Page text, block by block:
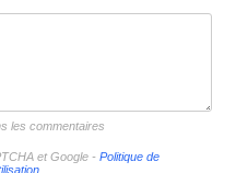
les commentaires
et Google - Politique de